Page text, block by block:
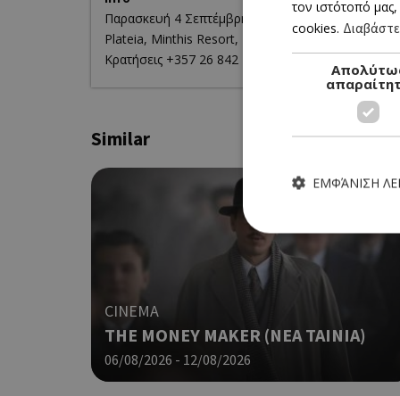
Παρασκευή 4 Σεπτέμβρη 2026
Plateia, Minthis Resort, 19.30
Κρατήσεις +357 26 842 273
Similar
CINEMA
THE MONEY MAKER (ΝΕΑ ΤΑΙΝΙΑ)
06/08/2026 - 12/08/2026
τον ιστότοπό
cookies.
ΕΜΦΆΝΙΣΗ
Τα απολύτως
ιστότοπος δεν μπορεί